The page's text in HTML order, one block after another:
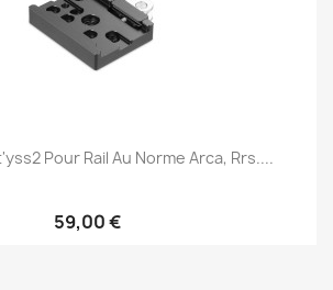
Pour Rail Au Norme Arca, Rrs....
59,00 €